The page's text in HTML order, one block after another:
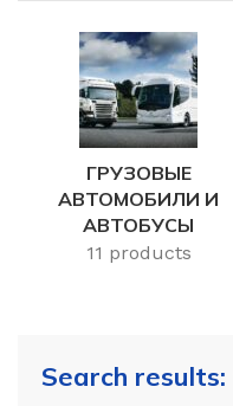
ГРУЗОВЫЕ
АВТОМОБИЛИ И
АВТОБУСЫ
11 products
Search results: